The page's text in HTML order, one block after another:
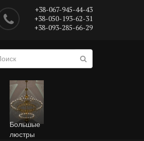
+38-067-945-44-43
+38-050-193-62-31
+38-093-285-66-29
Большые
люстры